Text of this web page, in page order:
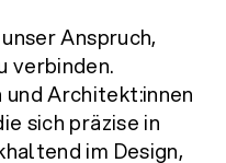
Anspruch,
verbinden.
Architekt:innen
sich präzise in
im Design,